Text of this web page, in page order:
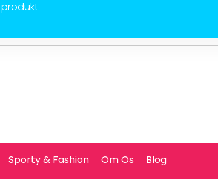
Sporty & Fashion Om Os Blog